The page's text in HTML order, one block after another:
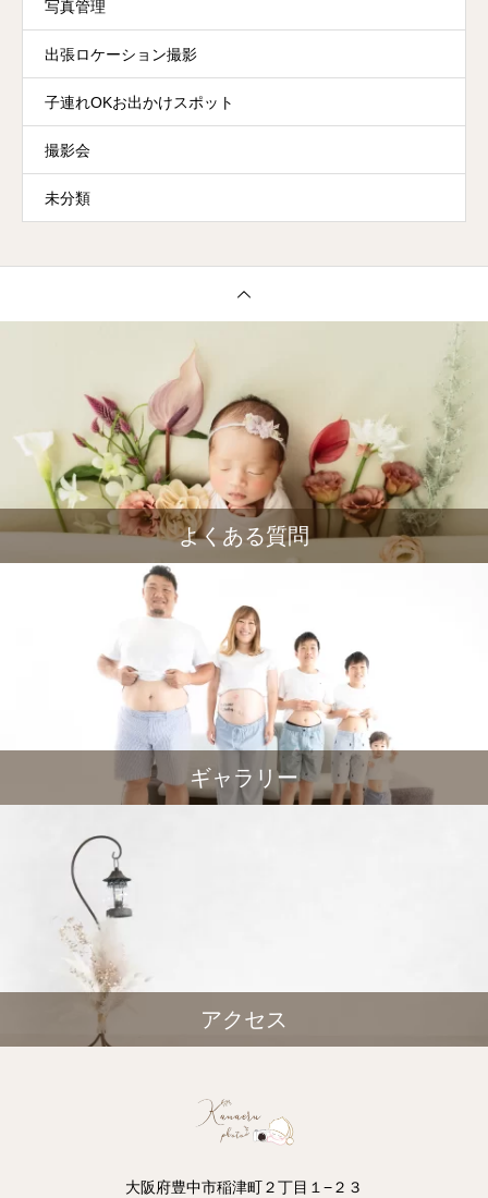
写真管理
出張ロケーション撮影
子連れOKお出かけスポット
撮影会
未分類
よくある質問
ギャラリー
アクセス
大阪府豊中市稲津町２丁目１−２３